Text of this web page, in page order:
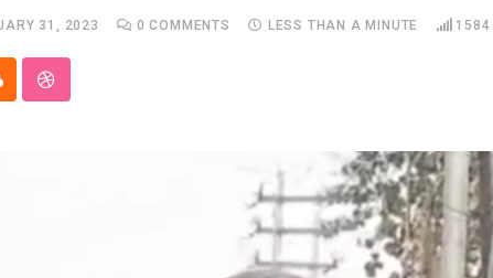
31, 2023 0 COMMENTS LESS THAN A MINUTE 1584
StumbleUpon